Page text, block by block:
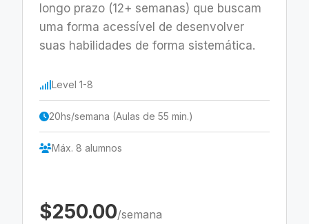
longo prazo (12+ semanas) que buscam
uma forma acessível de desenvolver
suas habilidades de forma sistemática.
Level 1-8
20hs/semana (Aulas de 55 min.)
Máx. 8 alumnos
$250.00/semana